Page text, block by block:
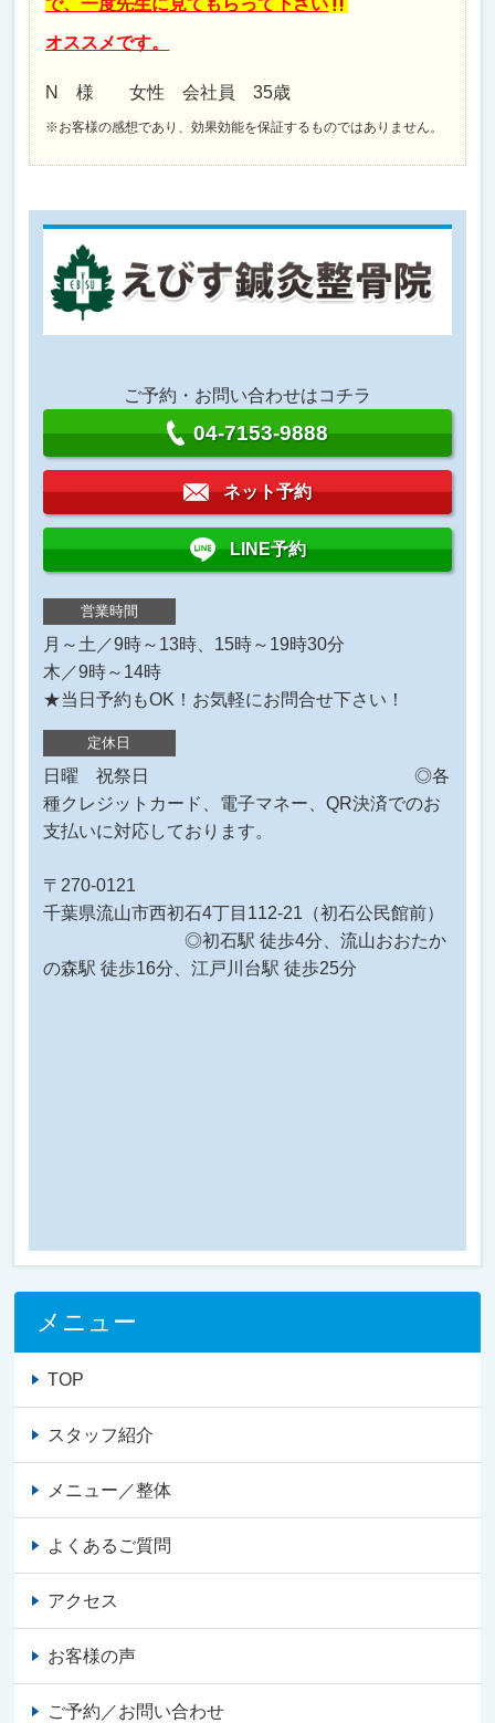
で、一度先生に見てもらって下さい
オススメです。
N 様 女性 会社員 35歳
※お客様の感想であり、効果効能を保証するものではありません。
ご予約・お問い合わせはコチラ
04-7153-9888
ネット予約
LINE予約
営業時間
月～土／9時～13時、15時～19時30分
木／9時～14時
★当日予約もOK！お気軽にお問合せ下さい！
定休日
日曜 祝祭日 ◎各
種クレジットカード、電子マネー、QR決済でのお
支払いに対応しております。
〒270-0121
千葉県流山市西初石4丁目112-21（初石公民館前）
◎初石駅 徒歩4分、流山おおたか
の森駅 徒歩16分、江戸川台駅 徒歩25分
メニュー
TOP
スタッフ紹介
メニュー／整体
よくあるご質問
アクセス
お客様の声
ご予約／お問い合わせ